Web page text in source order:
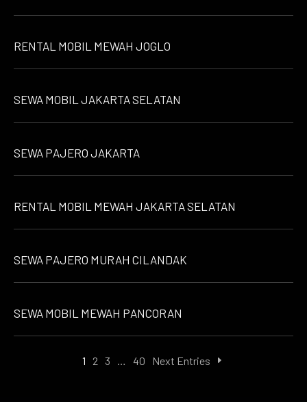
RENTAL MOBIL MEWAH JOGLO
SEWA MOBIL JAKARTA SELATAN
SEWA PAJERO JAKARTA
RENTAL MOBIL MEWAH JAKARTA SELATAN
SEWA PAJERO MURAH CILANDAK
SEWA MOBIL MEWAH PANCORAN
1 2 3 40 Next Entries